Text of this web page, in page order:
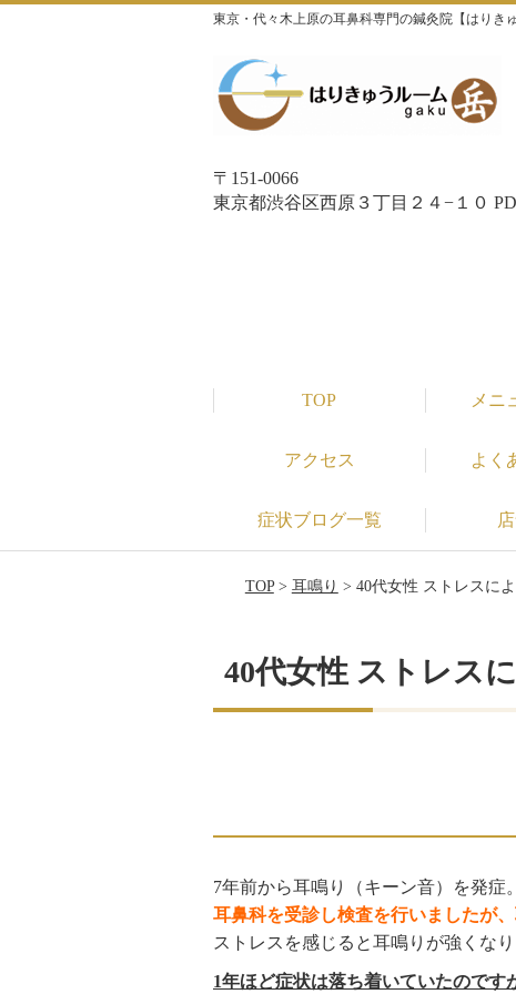
東京・代々木上原の耳鼻科専門の鍼灸院【はりき
〒151-0066
東京都渋谷区西原３丁目２４−１０
TOP メニ
アクセス よく
症状ブログ一覧
TOP> 耳鳴り > 40代女性 ストレスに
40代女性 ストレス
7年前から耳鳴り（キーン音）を発症。
耳鼻科を受診し検査を行いましたが
ストレスを感じると耳鳴りが強くな
1年ほど症状は落ち着いていたのです